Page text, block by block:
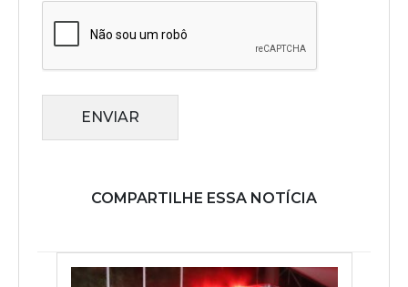
ENVIAR
COMPARTILHE ESSA NOTÍCIA